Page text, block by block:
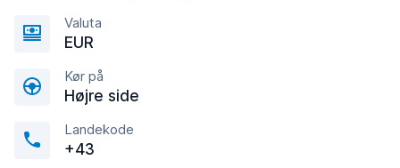
Valuta
EUR
Kør på
Højre side
Landekode
+43